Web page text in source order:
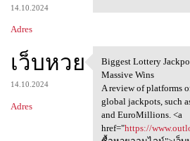
14.10.2024
Adres
เว็บหวย
14.10.2024
Adres
Biggest Lottery
Biggest Lottery
Massive Wins
A review of platforms
global jackpots, such
and EuroMillions. <a
href="https://